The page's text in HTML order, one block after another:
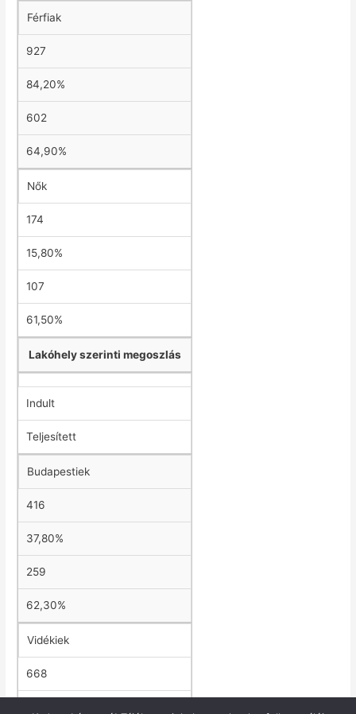
Férfiak
927
84,20%
602
64,90%
Nők
174
15,80%
107
61,50%
Lakóhely szerinti megoszlás
Indult
Teljesített
Budapestiek
416
37,80%
259
62,30%
Vidékiek
668